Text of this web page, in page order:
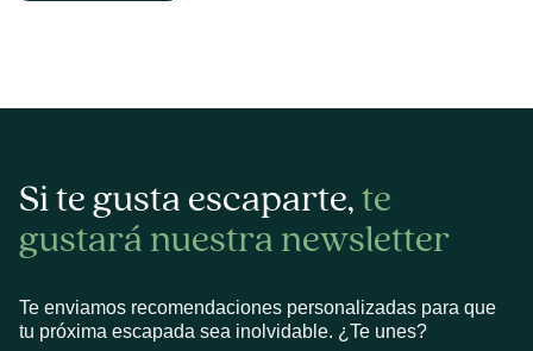
Si te gusta escaparte,te
gustará nuestra newsletter
Te enviamos recomendaciones personalizadas para que
tu próxima escapada sea inolvidable. ¿Te unes?